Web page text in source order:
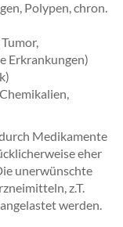
Polypen, chron.
Erkrankungen)
Medikamente
eher
unerwünschte
z.T.
werden.